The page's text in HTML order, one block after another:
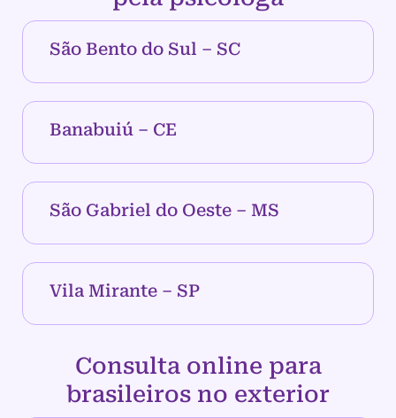
São Bento do Sul – SC
Banabuiú – CE
São Gabriel do Oeste – MS
Vila Mirante – SP
Consulta online para
brasileiros no exterior